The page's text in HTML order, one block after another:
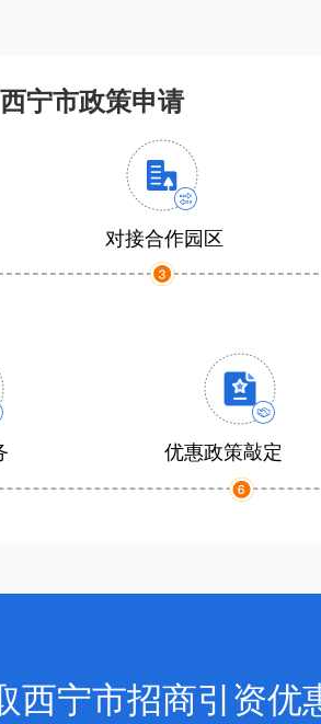
西宁市政策申请
对接合作园区
优惠政策敲定
西宁市招商引资优